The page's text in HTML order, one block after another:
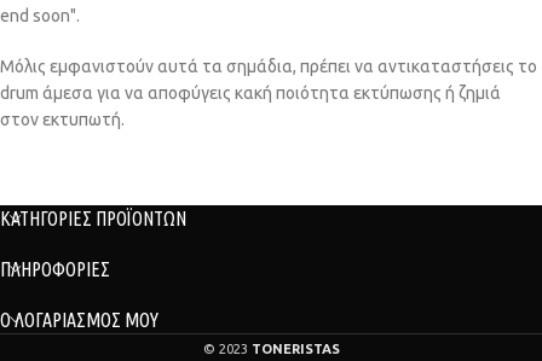
end soon".
Μόλις εμφανιστούν αυτά τα σημάδια, πρέπει να αντικαταστήσεις το
drum άμεσα για να αποφύγεις κακή ποιότητα εκτύπωσης ή ζημιά
στον εκτυπωτή.
ΚΑΤΗΓΟΡΙΕΣ ΠΡΟΪΟΝΤΩΝ
ΠΛΗΡΟΦΟΡΙΕΣ
Ο ΛΟΓΑΡΙΑΣΜΟΣ ΜΟΥ
© 2023 TONERISTAS